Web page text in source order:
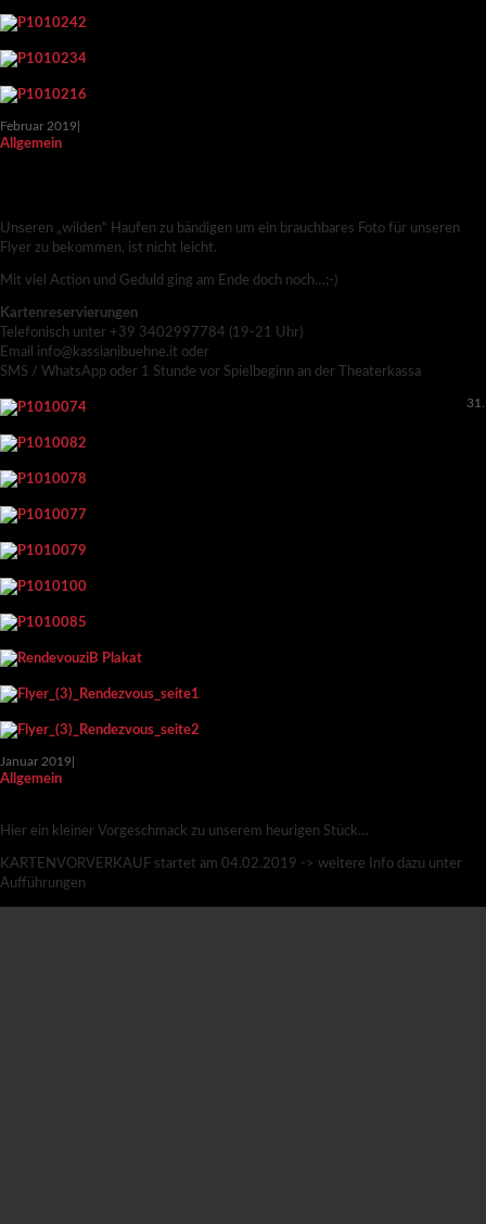
Februar 2019
Allgemein
Unseren „wilden“ Haufen zu bändigen um ein brauchbares Foto für unseren
Flyer zu bekommen, ist nicht leicht.
Mit viel Action und Geduld ging am Ende doch noch…;-)
Kartenreservierungen
Telefonisch unter +39 3402997784 (19-21 Uhr)
Email info@kassianibuehne.it oder
SMS / WhatsApp oder 1 Stunde vor Spielbeginn an der Theaterkassa
31.
Januar 2019
Allgemein
Hier ein kleiner Vorgeschmack zu unserem heurigen Stück…
KARTENVORVERKAUF startet am 04.02.2019 -> weitere Info dazu unter
Aufführungen